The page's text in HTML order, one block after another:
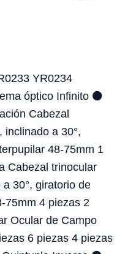
YR0234
óptico Infinito ⚫
Cabezal
inclinado a 30°,
48-75mm 1
Cabezal trinocular
30°, giratorio de
75mm 4 piezas 2
Ocular de Campo
6 piezas 4 piezas